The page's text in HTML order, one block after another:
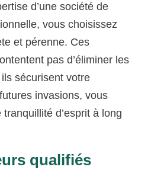
d’une société de
vous choisissez
et pérenne. Ces
pas d’éliminer les
sécurisent votre
invasions, vous
d’esprit à long
qualifiés